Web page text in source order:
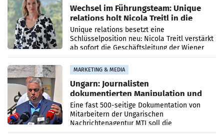
Wechsel im Führungsteam: Unique
relations holt Nicola Treitl in die
Geschäftsleitung
Unique relations besetzt eine
Schlüsselposition neu: Nicola Treitl verstärkt
ab sofort die Geschäftsleitung der Wiener
PR-Agentur an der Seite von Josef Kalina und
Anna Kalina-Mahr.
MARKETING & MEDIA
Ungarn: Journalisten
dokumentierten Manipulation und
Zensur
Eine fast 500-seitige Dokumentation von
Mitarbeitern der Ungarischen
Nachrichtenagentur MTI soll die
systematische Nachrichten-Manipulation und